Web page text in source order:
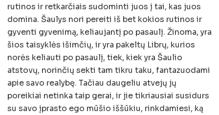
rutinos ir retkarčiais sudominti juos į tai, kas juos
domina. Šaulys nori pereiti iš bet kokios rutinos ir
gyventi gyvenimą, keliaujantį po pasaulį. Žinoma, yra
šios taisyklės išimčių, ir yra pakeltų Librų, kurios
norės keliauti po pasaulį, tiek, kiek yra Šaulio
atstovų, norinčių sekti tam tikru taku, fantazuodami
apie savo realybę. Tačiau daugeliu atvejų jų
poreikiai netinka taip gerai, ir jie tikriausiai susidurs
su savo įprasto ego mūšio iššūkiu, rinkdamiesi, ką